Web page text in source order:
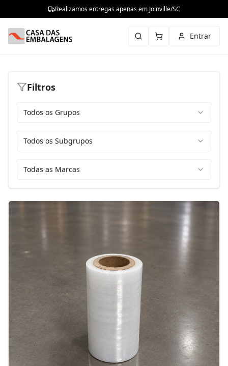
Realizamos entregas apenas em Joinville/SC
Entrar
Filtros
Todos os Grupos
Todos os Subgrupos
Todas as Marcas